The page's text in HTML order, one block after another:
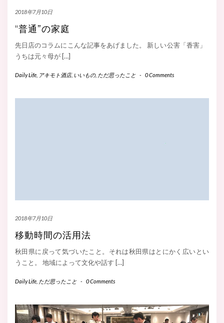
2018年7月10日
“普通”の家庭
先日店のコラムにこんな記事をあげました。 新しい公害「香害」
うちは元々母が […]
Daily Life アキモト酒店, いいもの, ただ思ったこと - 0 Comments
2018年7月10日
移動時間の活用法
秋田県に戻って気づいたこと。それは秋田県はとにかく広いとい
うこと。 地域によって文化や話す […]
Daily Life ただ思ったこと - 0 Comments